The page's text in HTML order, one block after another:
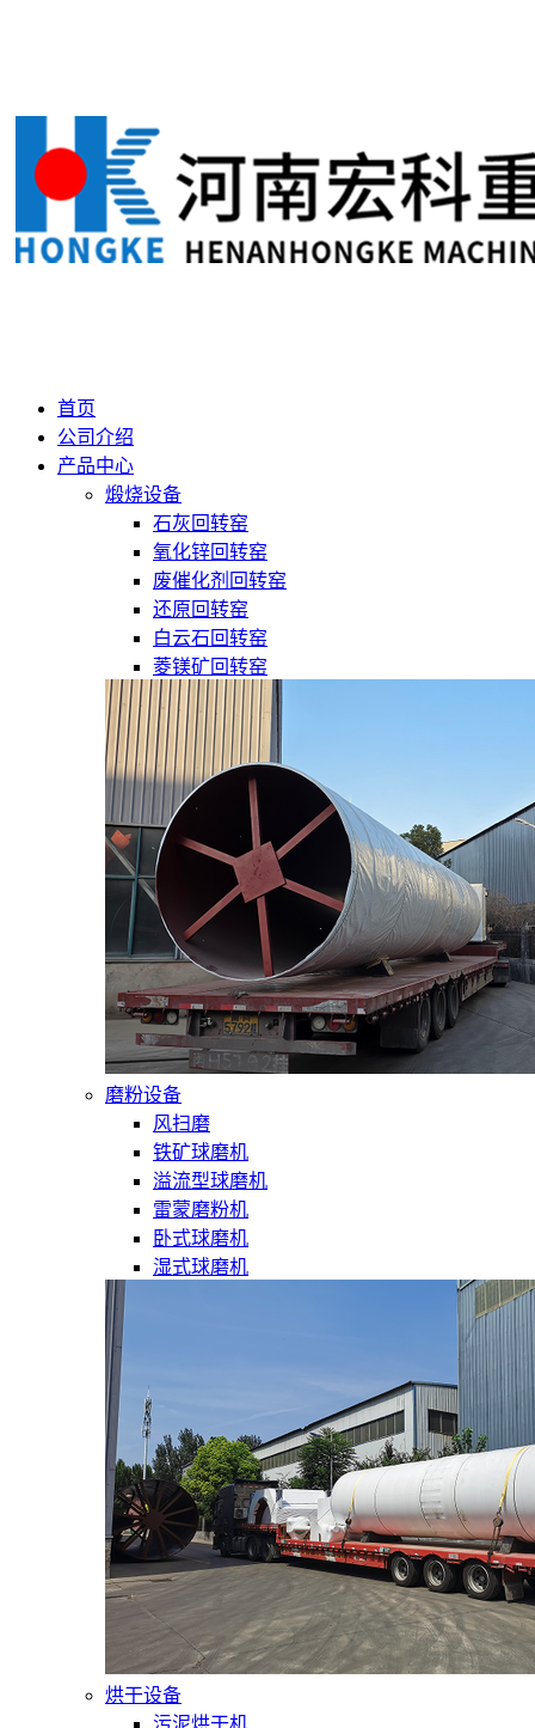
首页
公司介绍
产品中心
煅烧设备
石灰回转窑
氧化锌回转窑
废催化剂回转窑
还原回转窑
白云石回转窑
菱镁矿回转窑
磨粉设备
风扫磨
铁矿球磨机
溢流型球磨机
雷蒙磨粉机
卧式球磨机
湿式球磨机
烘干设备
污泥烘干机